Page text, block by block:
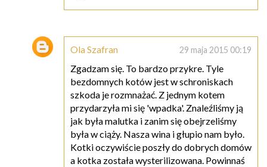
Ola Szafran 29 maja 2015 00:19
Zgadzam się. To bardzo przykre. Tyle
bezdomnych kotów jest w schroniskach
szkoda je rozmnażać. Z jednym kotem
przydarzyła mi się 'wpadka'. Znaleźliśmy ją
jak była malutka i zanim się obejrzeliśmy
była w ciąży. Nasza wina i głupio nam było.
Kotki oczywiście poszły do dobrych domów
a kotka została wysterilizowana. Powinnaś